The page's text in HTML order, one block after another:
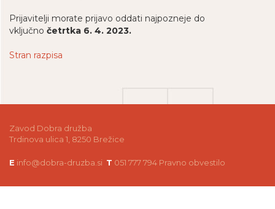
Prijavitelji morate prijavo oddati najpozneje do
vključno četrtka 6. 4. 2023.
Stran razpisa
Zavod Dobra družba
Trdinova ulica 1, 8250 Brežice
E info@dobra-druzba.si T 051 777 794 Pravno obvestilo